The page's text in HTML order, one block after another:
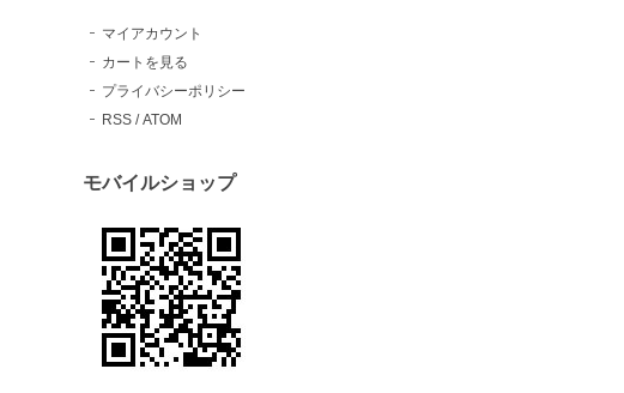
マイアカウント
カートを見る
プライバシーポリシー
RSS /ATOM
モバイルショップ